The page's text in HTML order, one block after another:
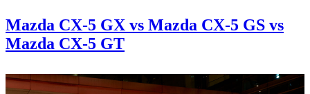
Mazda CX-5 GX vs Mazda CX-5 GS vs
Mazda CX-5 GT